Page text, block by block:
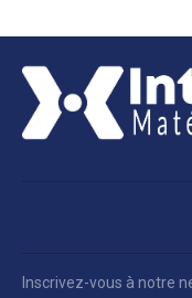
Inscrivez-vous à notre